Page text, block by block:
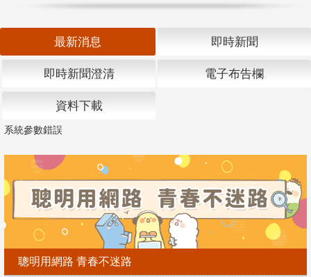
最新消息 即時新聞
即時新聞澄清 電子布告欄
資料下載
系統參數錯誤
聰明用網路 青春不迷路